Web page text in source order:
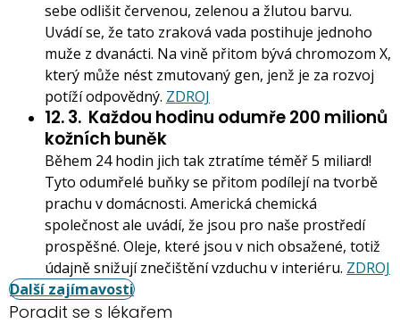
sebe odlišit červenou, zelenou a žlutou barvu.
Uvádí se, že tato zraková vada postihuje jednoho
muže z dvanácti. Na vině přitom bývá chromozom X,
který může nést zmutovaný gen, jenž je za rozvoj
potíží odpovědný. ZDROJ
12. 3. Každou hodinu odumře 200 milionů
kožních buněk
Během 24 hodin jich tak ztratíme téměř 5 miliard!
Tyto odumřelé buňky se přitom podílejí na tvorbě
prachu v domácnosti. Americká chemická
společnost ale uvádí, že jsou pro naše prostředí
prospěšné. Oleje, které jsou v nich obsažené, totiž
údajně snižují znečištění vzduchu v interiéru. ZDROJ
Další zajímavosti
Poradit se s lékařem